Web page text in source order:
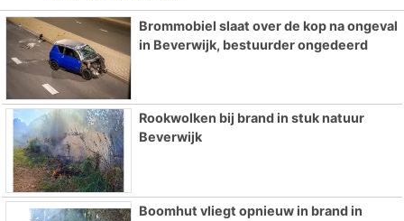
Brommobiel slaat over de kop na ongeval
in Beverwijk, bestuurder ongedeerd
Rookwolken bij brand in stuk natuur
Beverwijk
Boomhut vliegt opnieuw in brand in